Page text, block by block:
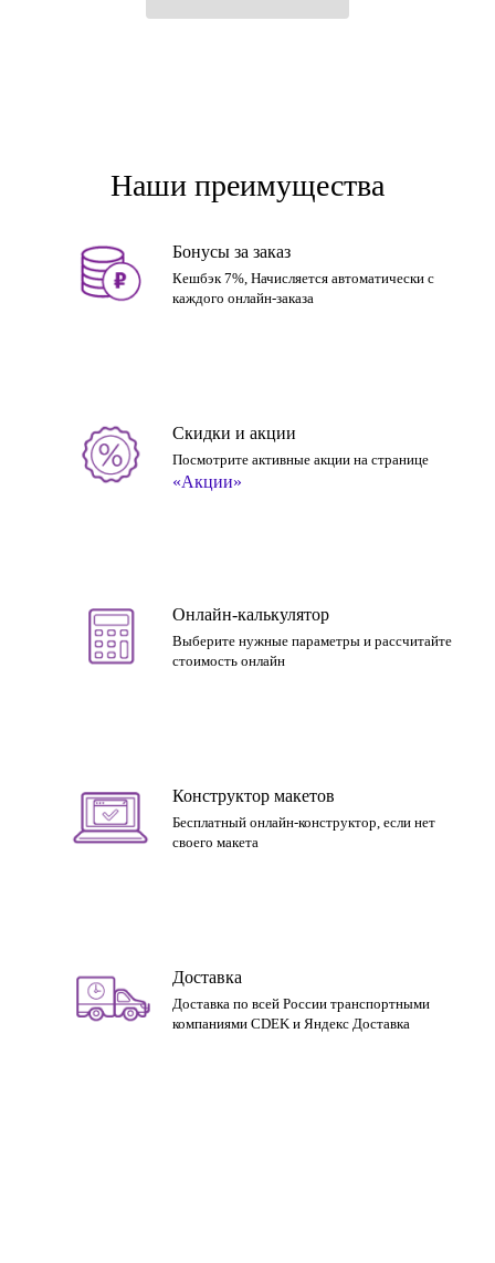
Наши преимущества
Бонусы за заказ
Кешбэк 7%, Начисляется автоматически с
каждого онлайн-заказа
Скидки и акции
Посмотрите активные акции на странице
«Акции»
Онлайн-калькулятор
Выберите нужные параметры и рассчитайте
стоимость онлайн
Конструктор макетов
Бесплатный онлайн-конструктор, если нет
своего макета
Доставка
Доставка по всей России транспортными
компаниями CDEK и Яндекс Доставка